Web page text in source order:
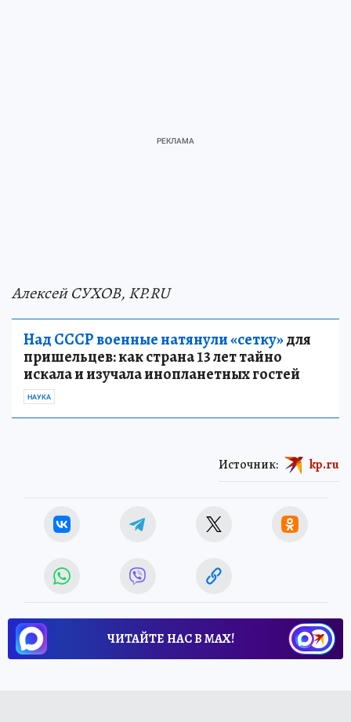
Алексей СУХОВ, KP.RU
Над СССР военные натянули «сетку»для
пришельцев: как страна 13 лет тайно
искала и изучала инопланетных гостей
НАУКА
Источник: kp.ru
ЧИТАЙТЕ НАС В МАХ!